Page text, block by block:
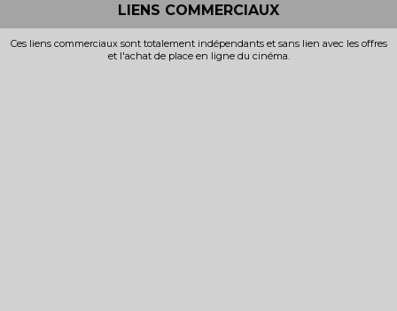
LIENS COMMERCIAUX
Ces liens commerciaux sont totalement indépendants et sans lien avec les offres
et l'achat de place en ligne du cinéma.